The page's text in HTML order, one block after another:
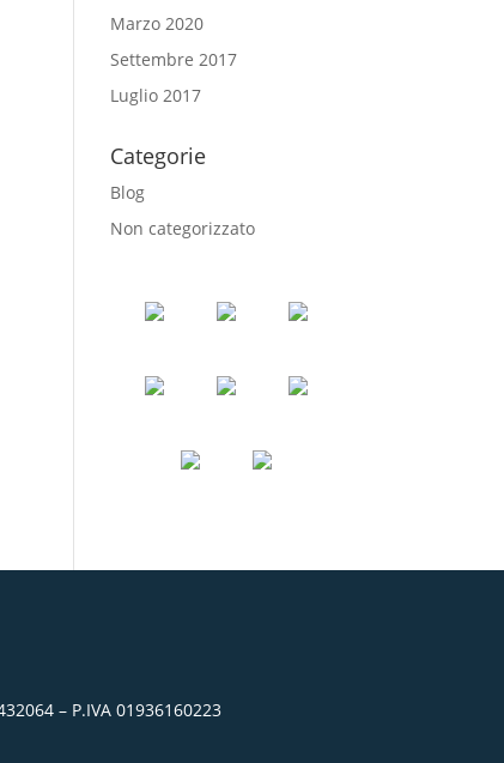
Marzo 2020
Settembre 2017
Luglio 2017
Categorie
Blog
Non categorizzato
– P.IVA 01936160223